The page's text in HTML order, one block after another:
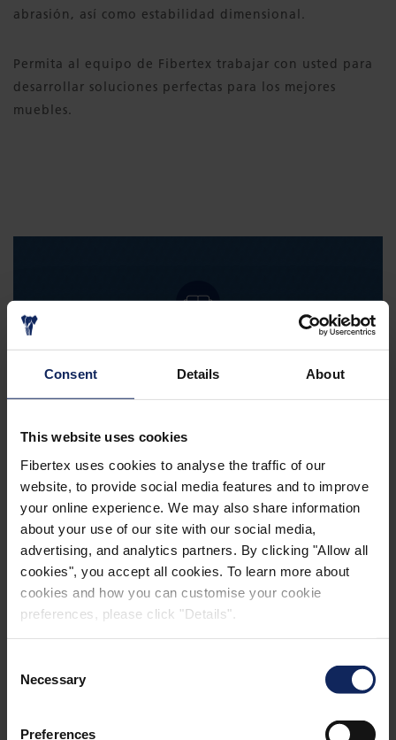
Consent Details About
This website uses cookies
Fibertex uses cookies to analyse the traffic of our
website, to provide social media features and to improve
your online experience. We may also share information
about your use of our site with our social media,
advertising, and analytics partners. By clicking "Allow all
cookies", you accept all cookies. To learn more about
cookies and how you can customise your cookie
preferences, please click "Details".
Selection
Necessary
Preferences
abrasión, así como estabilidad dimensional.
Permita al equipo de Fibertex trabajar con usted para
desarrollar soluciones perfectas para los mejores
muebles.
DATOS TÉCNICOS
DESCARGAR PDF